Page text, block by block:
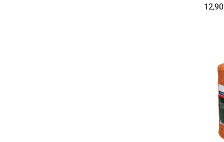
12,90
12,90